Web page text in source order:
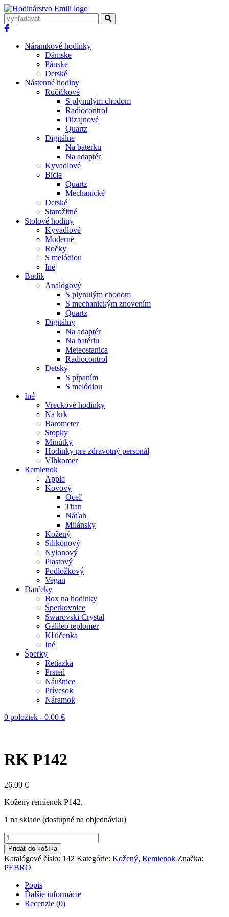
Náramkové hodinky
Dámske
Pánske
Detské
Nástenné hodiny
Ručičkové
S plynulým chodom
Radiocontrol
Dizajnové
Quartz
Digitálne
Na baterku
Na adaptér
Kyvadlové
Bicie
Quartz
Mechanické
Detské
Starožitné
Stolové hodiny
Kyvadlové
Moderné
Ročky
S melódiou
Iné
Budík
Analógový
S plynulým chodom
S mechanickým znovením
Quartz
Digitálny
Na adaptér
Na batériu
Meteostanica
Radiocontrol
Detský
S pípaním
S melódiou
Iné
Vreckové hodinky
Na krk
Barometer
Stopky
Minútky
Hodinky pre zdravotný personál
Vlhkomer
Remienok
Apple
Kovový
Oceľ
Titan
Náťah
Milánsky
Kožený
Silikónový
Nylonový
Plastový
Podložkový
Vegan
Darčeky
Box na hodinky
Šperkovnice
Swarovski Crystal
Galileo teplomer
Kľúčenka
Iné
Šperky
Retiazka
Prsteň
Náušnice
Prívesok
Náramok
0 položiek - 0.00 €
RK P142
26.00 €
Kožený remienok P142.
1 na sklade (dostupné na objednávku)
množstvo
RK
P142
Pridať do košíka
Katalógové číslo: 142 Kategórie: Kožený, Remienok Značka:
PEBRO
Popis
Ďalšie informácie
Recenzie (0)